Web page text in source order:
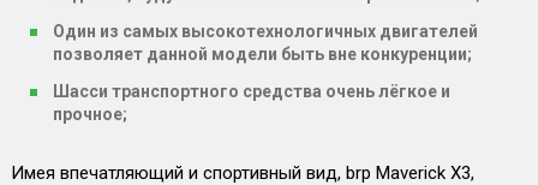
Один из самых высокотехнологичных двигателей
позволяет данной модели быть вне конкуренции;
Шасси транспортного средства очень лёгкое и
прочное;
Имея впечатляющий и спортивный вид, brp Maverick X3,